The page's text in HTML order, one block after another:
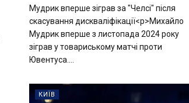
Мудрик вперше зіграв за "Челсі" після
скасування дискваліфікації<p>Михайло
Мудрик вперше з листопада 2024 року
зіграв у товариському матчі проти
Ювентуса....
КИЇВ